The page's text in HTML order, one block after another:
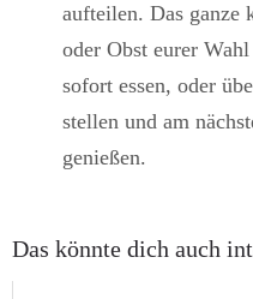
aufteilen. Das ganze
oder Obst eurer
sofort essen, oder
stellen und am
genießen.
Das könnte dich auch